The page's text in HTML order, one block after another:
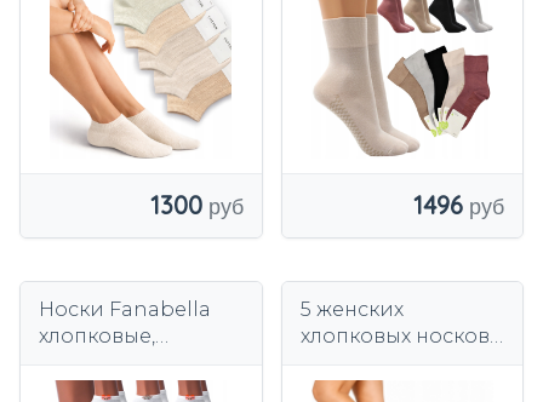
ПРЕМИУМ
1300
носки без
давления.
1496
Носки Fanabella
хлопковые,
набор из 6 пар.
5 женских
хлопковых носков,
SPORTS classic